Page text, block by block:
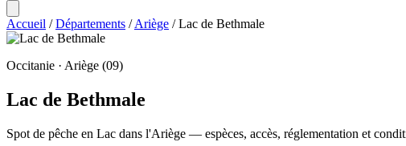
Accueil / Départements / Ariège / Lac de Bethmale
Occitanie · Ariège (09)
Lac de Bethmale
Spot de pêche en Lac dans l'Ariège — espèces, accès, réglementation et